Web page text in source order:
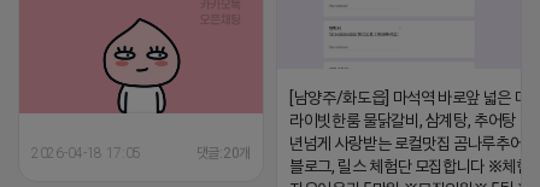
[남양주/화도읍] 마석역 바로앞 넓은 매
라이빗한룸 물닭갈비, 삼계탕, 추어탕 맛
년넘게 사랑받는 로컬맛집 곰나루추어
블로그, 릴스 체험단 모집합니다 ※체험
2026-04-18 17:05 댓글:20개